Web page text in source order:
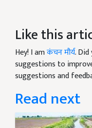
Like this
Hey! I amकंचन मौर्य.
suggestions to
suggestions and
Read next